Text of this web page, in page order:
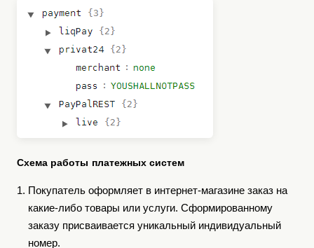
Схема работы платежных систем
Покупатель оформляет в интернет-магазине заказ на
какие-либо товары или услуги. Сформированному
заказу присваивается уникальный индивидуальный
номер.